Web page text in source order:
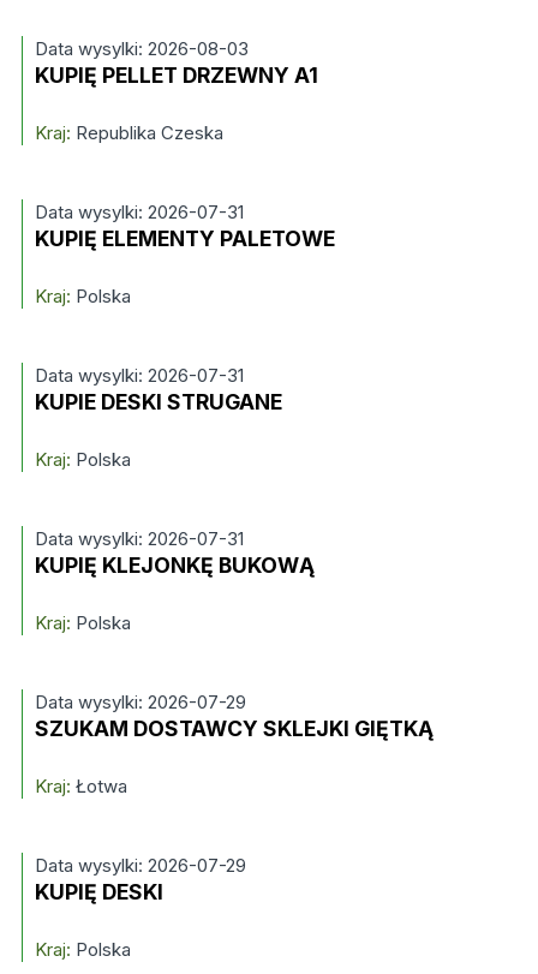
Data wysylki: 2026-08-03
KUPIĘ PELLET DRZEWNY A1
Kraj: Republika Czeska
Data wysylki: 2026-07-31
KUPIĘ ELEMENTY PALETOWE
Kraj: Polska
Data wysylki: 2026-07-31
KUPIE DESKI STRUGANE
Kraj: Polska
Data wysylki: 2026-07-31
KUPIĘ KLEJONKĘ BUKOWĄ
Kraj: Polska
Data wysylki: 2026-07-29
SZUKAM DOSTAWCY SKLEJKI GIĘTKĄ
Kraj: Łotwa
Data wysylki: 2026-07-29
KUPIĘ DESKI
Kraj: Polska